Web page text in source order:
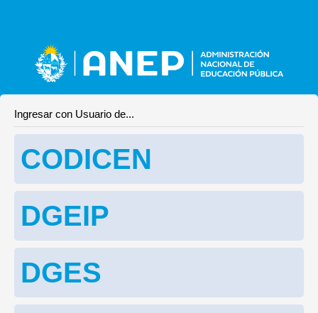
Ingresar con Usuario de...
CODICEN
DGEIP
DGES